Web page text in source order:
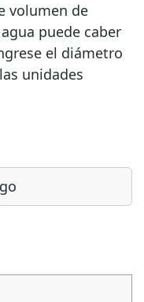
volumen de
puede caber
el diámetro
unidades